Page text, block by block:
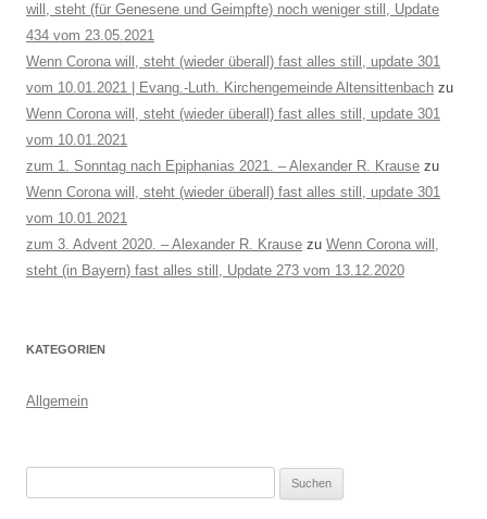
will, steht (für Genesene und Geimpfte) noch weniger still, Update
434 vom 23.05.2021
Wenn Corona will, steht (wieder überall) fast alles still, update 301
vom 10.01.2021 | Evang.-Luth. Kirchengemeinde Altensittenbach zu
Wenn Corona will, steht (wieder überall) fast alles still, update 301
vom 10.01.2021
zum 1. Sonntag nach Epiphanias 2021. – Alexander R. Krause zu
Wenn Corona will, steht (wieder überall) fast alles still, update 301
vom 10.01.2021
zum 3. Advent 2020. – Alexander R. Krause zu Wenn Corona will,
steht (in Bayern) fast alles still, Update 273 vom 13.12.2020
KATEGORIEN
Allgemein